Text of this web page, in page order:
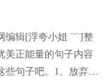
编辑[浮夸小姐 ﹌]整
美正能量的句子内容
些句子吧。1、放弃一